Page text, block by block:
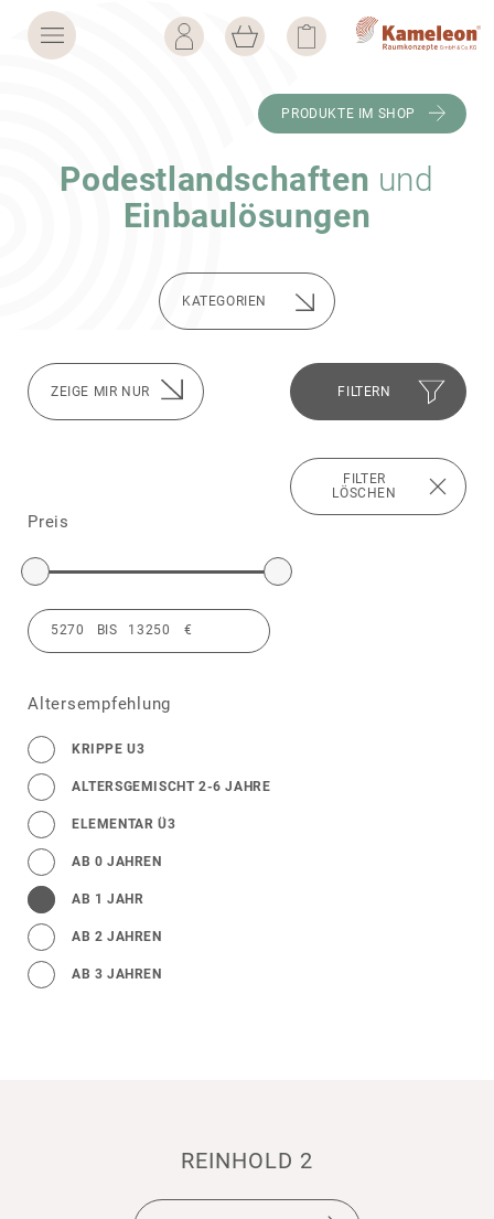
PRODUKTE IM SHOP
Podest­land­schaften und
Einbau­lö­sungen
KATE­GO­RIEN
FILTERN
FILTER
LÖSCHEN
Preis
Altersempfehlung
KRIPPE U3
ALTERSGEMISCHT 2-6 JAHRE
ELEMENTAR Ü3
AB 0 JAHREN
AB 1 JAHR
AB 2 JAHREN
AB 3 JAHREN
REIN­HOLD 2